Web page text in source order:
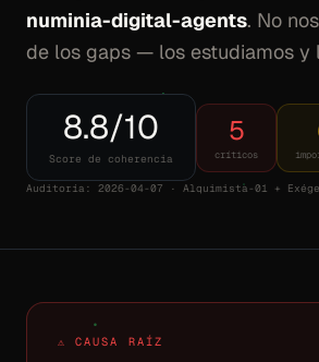
numinia-digital-agents. No
de los gaps — los estudiamos y
8.8/10
Score de coherencia
5
críticos
Auditoría: 2026-04-07 · Alquimista-01 +
⚠ CAUSA RAÍZ